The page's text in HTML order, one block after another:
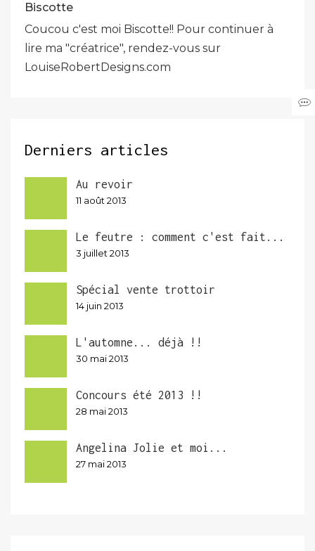
Biscotte
Coucou c'est moi Biscotte!! Pour continuer à
lire ma "créatrice", rendez-vous sur
LouiseRobertDesigns.com
Derniers articles
Au revoir
11 août 2013
Le feutre : comment c'est fait...
3 juillet 2013
Spécial vente trottoir
14 juin 2013
L'automne... déjà !!
30 mai 2013
Concours été 2013 !!
28 mai 2013
Angelina Jolie et moi...
27 mai 2013